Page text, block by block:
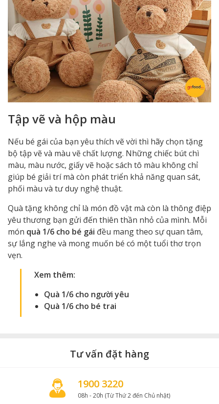
Tập vẽ và hộp màu
Nếu bé gái của bạn yêu thích vẽ vời thì hãy chọn tặng
bộ tập vẽ và màu vẽ chất lượng. Những chiếc bút chì
màu, màu nước, giấy vẽ hoặc sách tô màu không chỉ
giúp bé giải trí mà còn phát triển khả năng quan sát,
phối màu và tư duy nghệ thuật.
Quà tặng không chỉ là món đồ vật mà còn là thông điệp
yêu thương bạn gửi đến thiên thần nhỏ của mình. Mỗi
món quà 1/6 cho bé gái đều mang theo sự quan tâm,
sự lắng nghe và mong muốn bé có một tuổi thơ trọn
vẹn.
Xem thêm:
Quà 1/6 cho người yêu
Quà 1/6 cho bé trai
Tư vấn đặt hàng
1900 3220
08h - 20h (Từ Thứ 2 đến Chủ nhật)